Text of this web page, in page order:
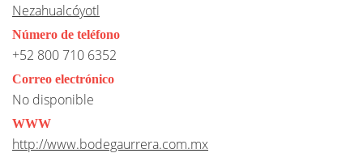
Nezahualcóyotl
Número de teléfono
+52 800 710 6352
Correo electrónico
No disponible
WWW
http://www.bodegaurrera.com.mx